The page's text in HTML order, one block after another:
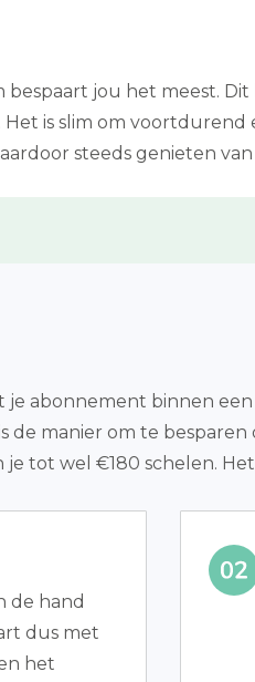
bespaart jou het meest.
is slim om
steeds genieten
abonnement binnen
de manier om te
tot wel €180 schelen.
de hand
dus met
het